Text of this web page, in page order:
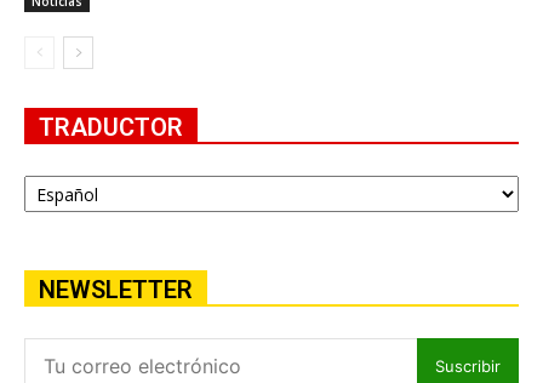
TRADUCTOR
NEWSLETTER
Suscribir